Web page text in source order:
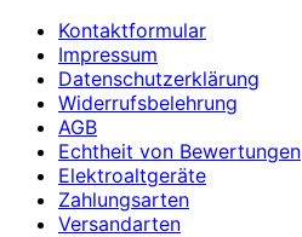
Kontaktformular
Impressum
Datenschutzerklärung
Widerrufsbelehrung
AGB
Echtheit von Bewertungen
Elektroaltgeräte
Zahlungsarten
Versandarten